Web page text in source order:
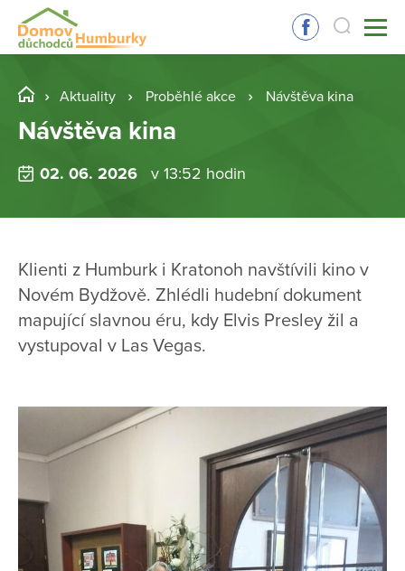
Aktuality Proběhlé akce Návštěva kina
Návštěva kina
02. 06. 2026 v 13:52 hodin
Klienti z Humburk i Kratonoh navštívili kino v
Novém Bydžově. Zhlédli hudební dokument
mapující slavnou éru, kdy Elvis Presley žil a
vystupoval v Las Vegas.